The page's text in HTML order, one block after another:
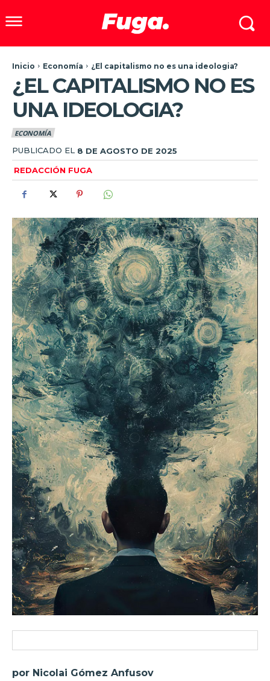
Inicio Economía ¿El capitalismo no es una ideologia?
¿EL CAPITALISMO NO ES
UNA IDEOLOGIA?
ECONOMÍA
PUBLICADO EL 8 DE AGOSTO DE 2025
REDACCIÓN FUGA
por Nicolai Gómez Anfusov